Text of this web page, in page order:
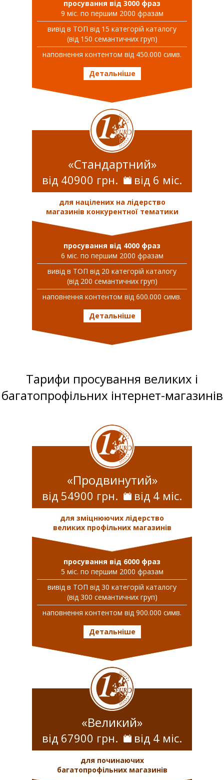
просування від 3000 фраз
9 міс. по першим 2000 фразам
вивiд в ТОП вiд 15 категорій каталогу
(від 150 семантичних груп)
наповнення контентом від 450.000 симв.
Детальніше
«Стандартний»
від 40900 грн. від 6 міс.
для націлених на лідерство
магазинів конкурентної тематики
просування від 4000 фраз
6 міс. по першим 2000 фразам
вивiд в ТОП вiд 20 категорій каталогу
(від 200 семантичних груп)
наповнення контентом від 600.000 симв.
Детальніше
Тарифи просування великих і
багатопрофільних інтернет-магазинів
«Продвинутий»
від 54900 грн. від 4 міс.
для зміцнюючих лідерство
великих профільних магазинів
просування від 6000 фраз
5 міс. по першим 2000 фразам
вивiд в ТОП вiд 30 категорій каталогу
(від 300 семантичних груп)
наповнення контентом від 900.000 симв.
Детальніше
«Великий»
від 67900 грн. від 4 міс.
для починаючих
багатопрофільних магазинів